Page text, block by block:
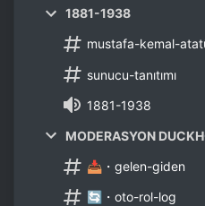
1881-1938
mustafa-kemal-
sunucu-tanıtımı
1881-1938
MODERASYON
📥・gelen-giden
🔄・oto-rol-log